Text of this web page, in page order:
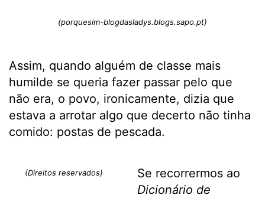
(porquesim-blogdasladys.blogs.sapo.pt)
Assim, quando alguém de classe mais
humilde se queria fazer passar pelo que
não era, o povo, ironicamente, dizia que
estava a arrotar algo que decerto não tinha
comido: postas de pescada.
(Direitos reservados)
Se recorrermos ao
Dicionário de